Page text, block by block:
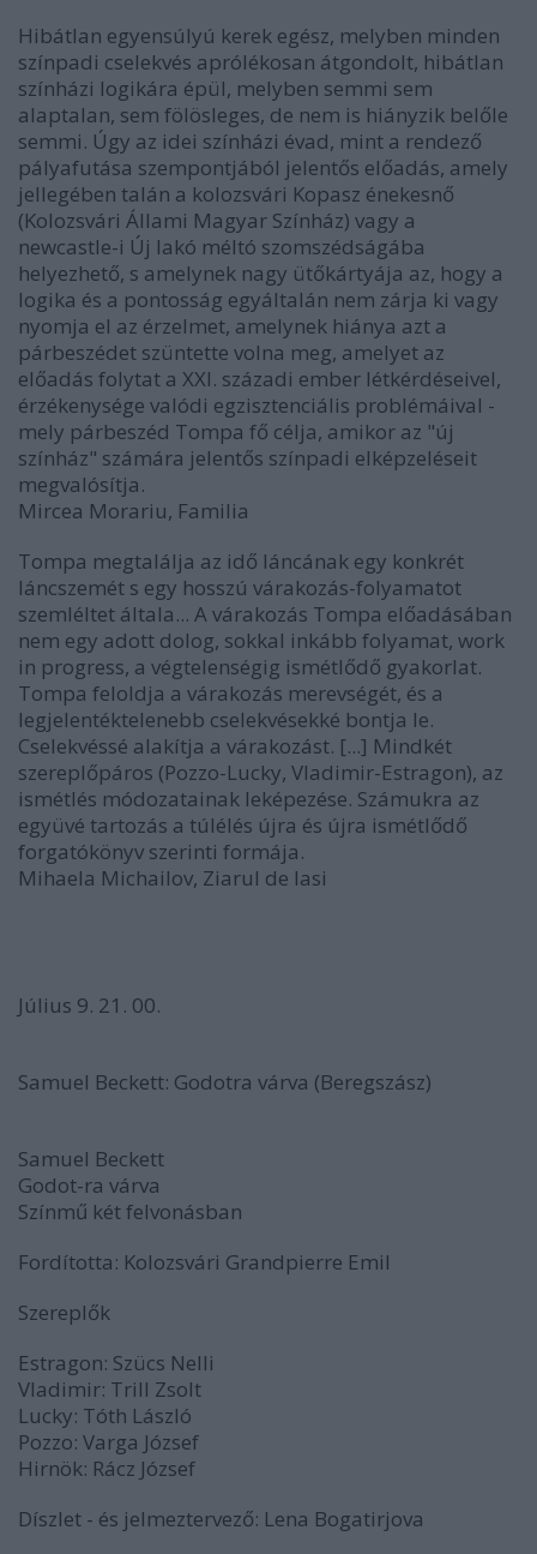
Hibátlan egyensúlyú kerek egész, melyben minden
színpadi cselekvés aprólékosan átgondolt, hibátlan
színházi logikára épül, melyben semmi sem
alaptalan, sem fölösleges, de nem is hiányzik belőle
semmi. Úgy az idei színházi évad, mint a rendező
pályafutása szempontjából jelentős előadás, amely
jellegében talán a kolozsvári Kopasz énekesnő
(Kolozsvári Állami Magyar Színház) vagy a
newcastle-i Új lakó méltó szomszédságába
helyezhető, s amelynek nagy ütőkártyája az, hogy a
logika és a pontosság egyáltalán nem zárja ki vagy
nyomja el az érzelmet, amelynek hiánya azt a
párbeszédet szüntette volna meg, amelyet az
előadás folytat a XXI. századi ember létkérdéseivel,
érzékenysége valódi egzisztenciális problémáival -
mely párbeszéd Tompa fő célja, amikor az "új
színház" számára jelentős színpadi elképzeléseit
megvalósítja.
Mircea Morariu, Familia
Tompa megtalálja az idő láncának egy konkrét
láncszemét s egy hosszú várakozás-folyamatot
szemléltet általa... A várakozás Tompa előadásában
nem egy adott dolog, sokkal inkább folyamat, work
in progress, a végtelenségig ismétlődő gyakorlat.
Tompa feloldja a várakozás merevségét, és a
legjelentéktelenebb cselekvésekké bontja le.
Cselekvéssé alakítja a várakozást. [...] Mindkét
szereplőpáros (Pozzo-Lucky, Vladimir-Estragon), az
ismétlés módozatainak leképezése. Számukra az
együvé tartozás a túlélés újra és újra ismétlődő
forgatókönyv szerinti formája.
Mihaela Michailov, Ziarul de Iasi
Július 9. 21. 00.
Samuel Beckett: Godotra várva (Beregszász)
Samuel Beckett
Godot-ra várva
Színmű két felvonásban
Fordította: Kolozsvári Grandpierre Emil
Szereplők
Estragon: Szücs Nelli
Vladimir: Trill Zsolt
Lucky: Tóth László
Pozzo: Varga József
Hirnök: Rácz József
Díszlet - és jelmeztervező: Lena Bogatirjova